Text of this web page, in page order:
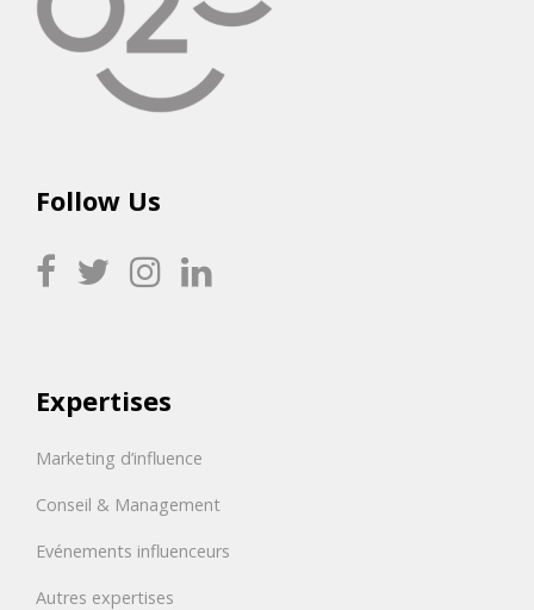
Follow Us
Expertises
Marketing d’influence
Conseil & Management
Evénements influenceurs
Autres expertises